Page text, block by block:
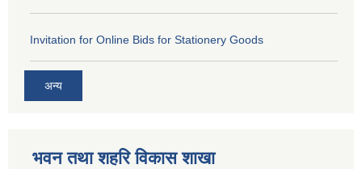
Invitation for Online Bids for Stationery Goods
अन्य
भवन तथा शहरि विकास शाखा